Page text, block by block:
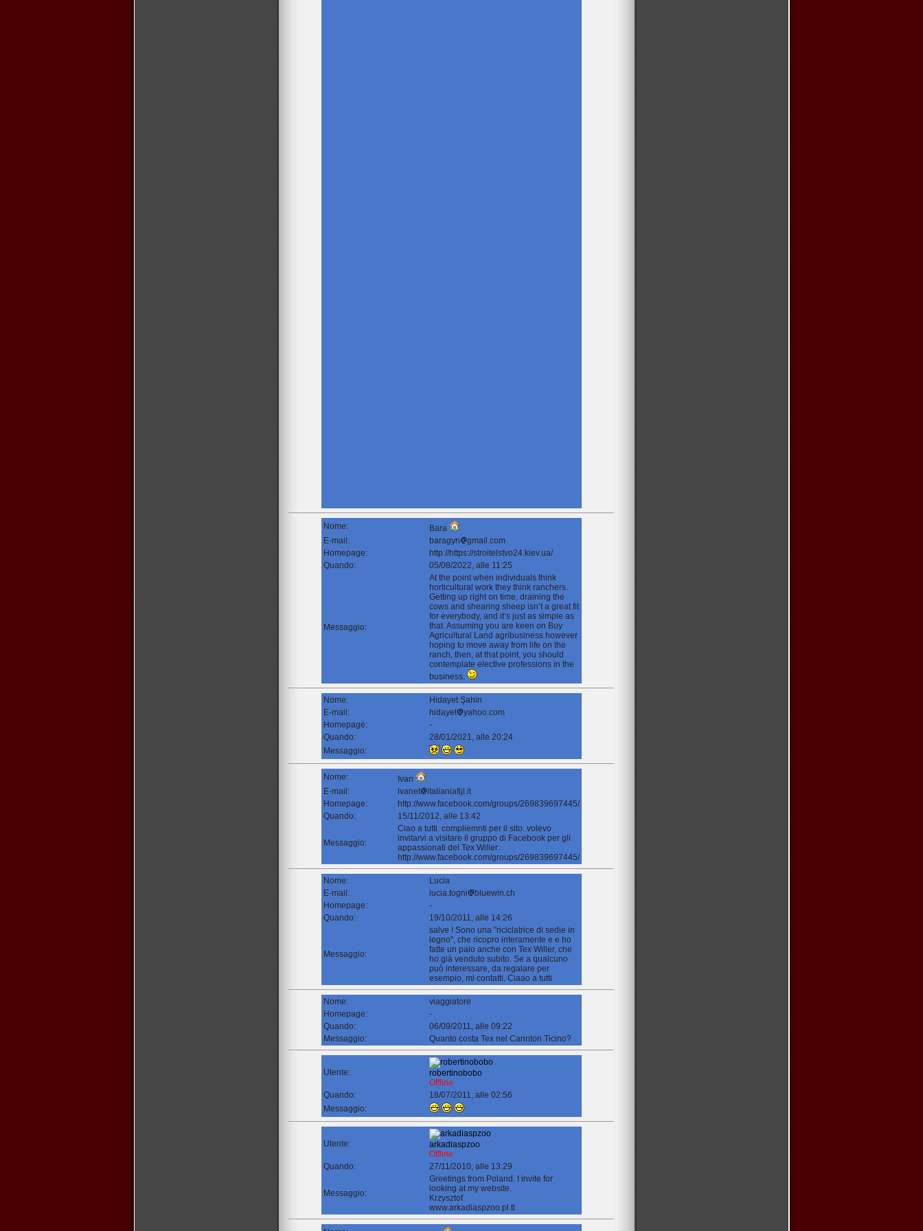
Nome:
Bara
E-mail:
baragyn
gmail.com
Homepage:
http://https://stroitelstvo24.kiev.ua/
Quando:
05/08/2022, alle 11:25
Messaggio:
At the point when individuals think
horticultural work they think ranchers.
Getting up right on time, draining the
cows and shearing sheep isn’t a great fit
for everybody, and it’s just as simple as
that. Assuming you are keen on Buy
Agricultural Land agribusiness however
hoping to move away from life on the
ranch, then, at that point, you should
contemplate elective professions in the
business.
Nome:
Hidayet Şahin
E-mail:
hidayet
yahoo.com
Homepage:
-
Quando:
28/01/2021, alle 20:24
Messaggio:
Nome:
Ivan
E-mail:
ivanet
italianiafiji.it
Homepage:
http://www.facebook.com/groups/269839697445/
Quando:
15/11/2012, alle 13:42
Messaggio:
Ciao a tutti. compliemnti per il sito. volevo
invitarvi a visitare il gruppo di Facebook per gli
appassionati del Tex Willer:
http://www.facebook.com/groups/269839697445/
Nome:
Lucia
E-mail:
lucia.togni
bluewin.ch
Homepage:
-
Quando:
19/10/2011, alle 14:26
Messaggio:
salve ! Sono una "riciclatrice di sedie in
legno", che ricopro interamente e e ho
fatte un paio anche con Tex Willer, che
ho già venduto subito. Se a qualcuno
può interessare, da regalare per
esempio, mi contatti. Ciaao a tutti
Nome:
viaggiatore
Homepage:
-
Quando:
06/09/2011, alle 09:22
Messaggio:
Quanto costa Tex nel Cannton Ticino?
Utente:
robertinobobo
Offline
Quando:
18/07/2011, alle 02:56
Messaggio:
Utente:
arkadiaspzoo
Offline
Quando:
27/11/2010, alle 13:29
Messaggio:
Greetings from Poland. I invite for
looking at my website.
Krzysztof
www.arkadiaspzoo.pl.tl